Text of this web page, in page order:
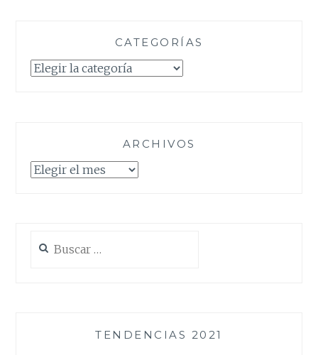
CATEGORÍAS
Categorías
ARCHIVOS
Archivos
TENDENCIAS 2021